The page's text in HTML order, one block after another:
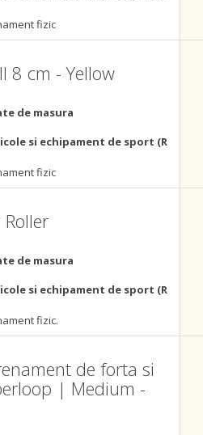
fizic
8 cm - Yellow
de masura
si echipament de sport (R
fizic
de masura
si echipament de sport (R
fizic.
de forta si
| Medium -